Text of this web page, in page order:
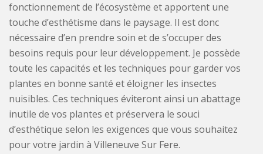
fonctionnement de l’écosystème et apportent une
touche d’esthétisme dans le paysage. Il est donc
nécessaire d’en prendre soin et de s’occuper des
besoins requis pour leur développement. Je possède
toute les capacités et les techniques pour garder vos
plantes en bonne santé et éloigner les insectes
nuisibles. Ces techniques éviteront ainsi un abattage
inutile de vos plantes et préservera le souci
d’esthétique selon les exigences que vous souhaitez
pour votre jardin à Villeneuve Sur Fere.